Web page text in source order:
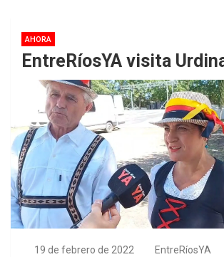
AHORA
EntreRíosYA visita
19 de febrero de 2022 EntreRíosYA